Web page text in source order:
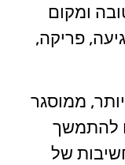
ומקום
פריקה,
ממוסגר
להתמשך
של